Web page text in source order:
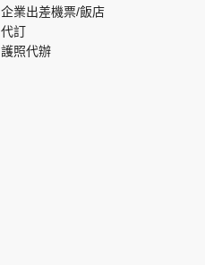
企業出差機票/飯店
代訂
護照代辦